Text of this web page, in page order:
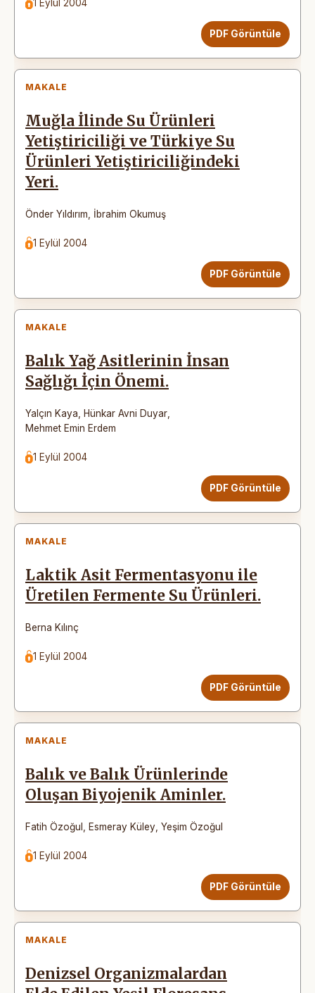
1 Eylül 2004
PDF Görüntüle
MAKALE
Muğla İlinde Su Ürünleri
Yetiştiriciliği ve Türkiye Su
Ürünleri Yetiştiriciliğindeki
Yeri.
Önder Yıldırım İbrahim Okumuş
1 Eylül 2004
PDF Görüntüle
MAKALE
Balık Yağ Asitlerinin İnsan
Sağlığı İçin Önemi.
Yalçın Kaya Hünkar Avni Duyar
Mehmet Emin Erdem
1 Eylül 2004
PDF Görüntüle
MAKALE
Laktik Asit Fermentasyonu ile
Üretilen Fermente Su Ürünleri.
Berna Kılınç
1 Eylül 2004
PDF Görüntüle
MAKALE
Balık ve Balık Ürünlerinde
Oluşan Biyojenik Aminler.
Fatih Özoğul Esmeray Küley Yeşim Özoğul
1 Eylül 2004
PDF Görüntüle
MAKALE
Denizsel Organizmalardan